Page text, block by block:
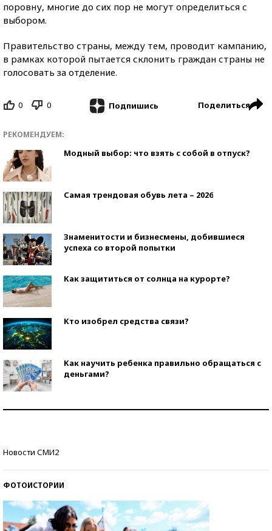
поровну, многие до сих пор не могут определиться с
выбором.
Правительство страны, между тем, проводит кампанию,
в рамках которой пытается склонить граждан страны не
голосовать за отделение.
0 0 Подпишись Поделиться
РЕКОМЕНДУЕМ:
Модный выбор: что взять с собой в отпуск?
Самая трендовая обувь лета – 2026
Знаменитости и бизнесмены, добившиеся
успеха со второй попытки
Как защититься от солнца на курорте?
Кто изобрел средства связи?
Как научить ребенка правильно обращаться с
деньгами?
Новости СМИ2
ФОТОИСТОРИИ